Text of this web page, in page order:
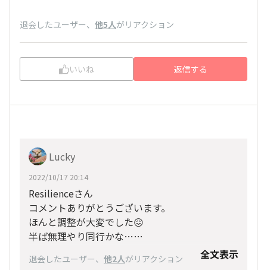
退会したユーザー、 他5人がリアクション
いいね 返信する
Lucky
2022/10/17 20:14
Resilienceさん
コメントありがとうございます。
ほんと調整が大変でした😖
半ば無理やり同行かな…
それでもお金では買えないメモリアルにしたいで
す。
退会したユーザー、 他2人がリアクション 全文表示